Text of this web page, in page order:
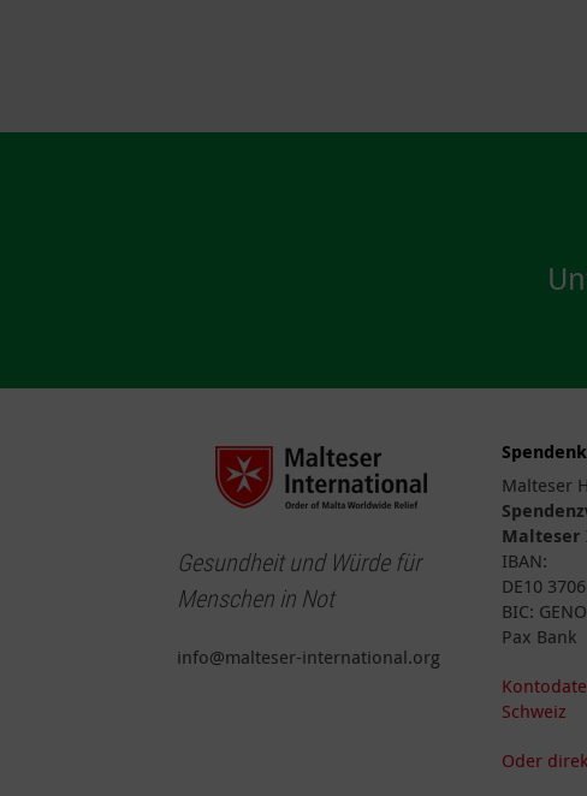
Gesundheit und Würde für
Menschen in Not
info@malteser-international.org
Malteser
IBAN:
DE10
BIC:
Pax Bank
Schweiz
Oder